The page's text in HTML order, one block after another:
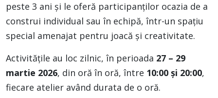
peste 3 ani și le oferă participanților ocazia de a
construi individual sau în echipă, într-un spațiu
special amenajat pentru joacă și creativitate.
Activitățile au loc zilnic, în perioada 27 – 29
martie 2026, din oră în oră, între 10:00 și 20:00,
fiecare atelier având durata de o oră.